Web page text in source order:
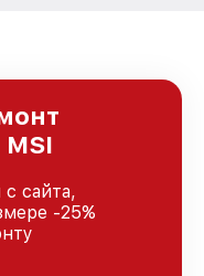
сайта,
-25%